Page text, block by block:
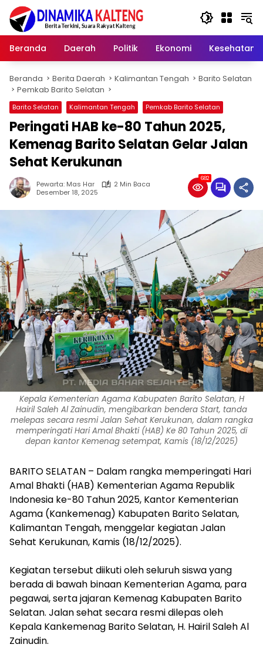
Langsung
konten
Beranda
Daerah Politik Ekonomi Kesehatan
Beranda Berita Daerah Kalimantan Tengah
Barito Selatan
Pemkab Barito Selatan
Barito Selatan Kalimantan Tengah Pemkab Barito Selatan
Peringati HAB ke-80 Tahun 2025,
Kemenag Barito Selatan Gelar Jalan
Sehat Kerukunan
Pewarta: Mas Har
2 Min Baca
Desember 18, 2025
682
Kepala Kementerian Agama Kabupaten Barito Selatan, H
Hairil Saleh Al Zainudin, mengibarkan bendera Start, tanda
melepas secara resmi Jalan Sehat Kerukunan, dalam rangka
memperingati Hari Amal Bhakti (HAB) Ke 80 Tahun 2025, di
depan kantor Kemenag setempat, Kamis (18/12/2025)
BARITO SELATAN – Dalam rangka memperingati Hari
Amal Bhakti (HAB) Kementerian Agama Republik
Indonesia ke-80 Tahun 2025, Kantor Kementerian
Agama (Kankemenag) Kabupaten Barito Selatan,
Kalimantan Tengah, menggelar kegiatan Jalan
Sehat Kerukunan, Kamis (18/12/2025).
‎Kegiatan tersebut diikuti oleh seluruh siswa yang
berada di bawah binaan Kementerian Agama, para
pegawai, serta jajaran Kemenag Kabupaten Barito
Selatan. Jalan sehat secara resmi dilepas oleh
Kepala Kankemenag Barito Selatan, H. Hairil Saleh Al
Zainudin.